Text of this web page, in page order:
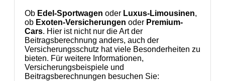
Ob Edel-Sportwagen oder Luxus-Limousinen,
ob Exoten-Versicherungen oder Premium-
Cars. Hier ist nicht nur die Art der
Beitragsberechnung anders, auch der
Versicherungsschutz hat viele Besonderheiten zu
bieten. Für weitere Informationen,
Versicherungsbeispiele und
Beitragsberechnungen besuchen Sie: